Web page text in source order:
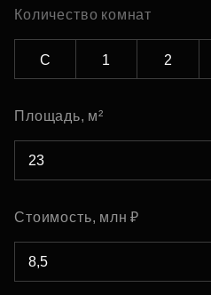
Количество комнат
С 1 2
Площадь, м²
Стоимость, млн ₽